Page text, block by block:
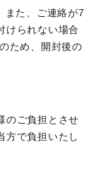
また、ご連絡が7
けられない場合
ため、開封後の
のご負担とさせ
方で負担いたし